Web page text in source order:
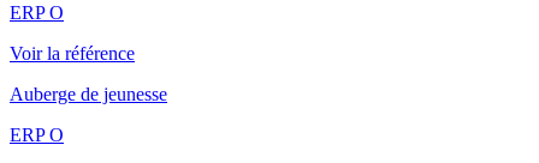
ERP O
Voir la référence
Auberge de jeunesse
ERP O